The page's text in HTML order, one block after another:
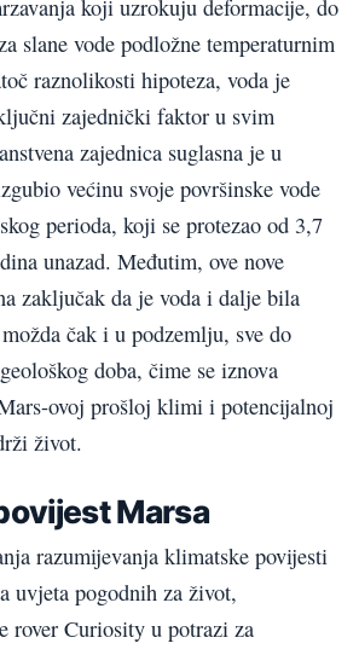
koji uzrokuju deformacije, do
slane vode podložne temperaturnim
raznolikosti hipoteza, voda je
zajednički faktor u svim
zajednica suglasna je u
većinu svoje površinske vode
perioda, koji se protezao od 3,7
unazad. Međutim, ove nove
zaključak da je voda i dalje bila
čak i u podzemlju, sve do
doba, čime se iznova
ovoj prošloj klimi i potencijalnoj
život.
Marsa
razumijevanja klimatske povijesti
uvjeta pogodnih za život,
rover Curiosity u potrazi za